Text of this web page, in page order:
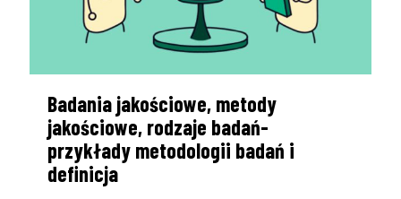
Badania jakościowe, metody
jakościowe, rodzaje badań-
przykłady metodologii badań i
definicja